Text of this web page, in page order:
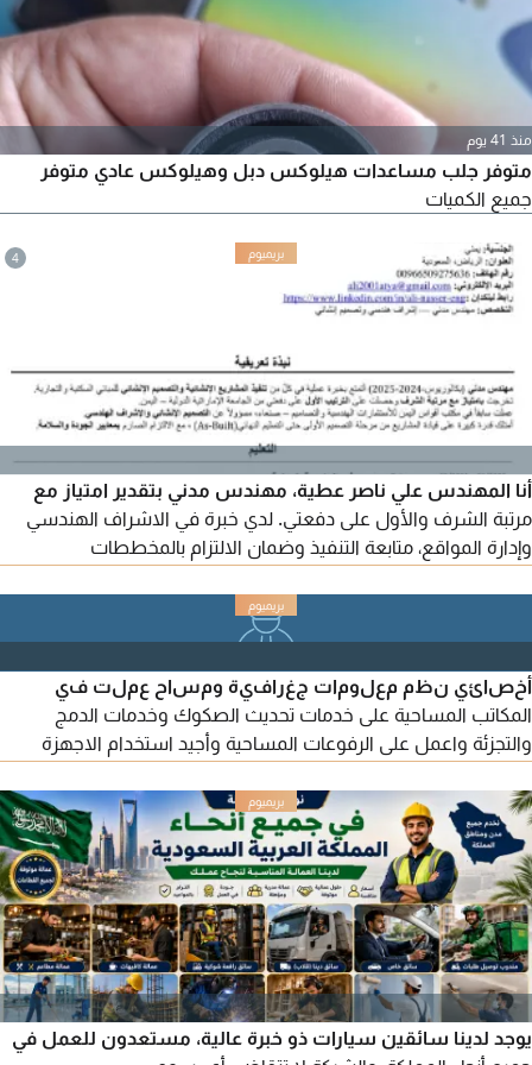
منذ 41 يوم
متوفر جلب مساعدات هيلوكس دبل وهيلوكس عادي متوفر
جميع الكميات
4
أنا المهندس علي ناصر عطية، مهندس مدني بتقدير امتياز مع
مرتبة الشرف والأول على دفعتي. لدي خبرة في الاشراف الهندسي
وإدارة المواقع، متابعة التنفيذ وضمان الالتزام بالمخططات
المشكلات الميدانية والتنسيق بين الفرق. كما امتلك خبرة في التصميم
الانشائي واعداد المخططات الانشائية والنوتة الحسابية باستخدام
أخصائي نظم معلومات جغرافية ومساح عملت في
المكاتب المساحية على خدمات تحديث الصكوك وخدمات الدمج
والتجزئة واعمل على الرفوعات المساحية وأجيد استخدام الاجهزة
Civil 3d - arc Map، ومعتمد بالهيئة السعودية للمهندسين إقامة
ورخصة سارية جاهز للعمل
يوجد لدينا سائقين سيارات ذو خبرة عالية، مستعدون للعمل في